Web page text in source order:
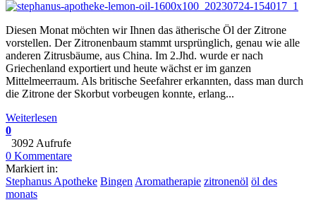
Diesen Monat möchten wir Ihnen das ätherische Öl der Zitrone
vorstellen. Der Zitronenbaum stammt ursprünglich, genau wie alle
anderen Zitrusbäume, aus China. Im 2.Jhd. wurde er nach
Griechenland exportiert und heute wächst er im ganzen
Mittelmeerraum. Als britische Seefahrer erkannten, dass man durch
die Zitrone der Skorbut vorbeugen konnte, erlang...
Weiterlesen
0
3092 Aufrufe
0 Kommentare
Markiert in:
Stephanus Apotheke Bingen Aromatherapie zitronenöl öl des
monats